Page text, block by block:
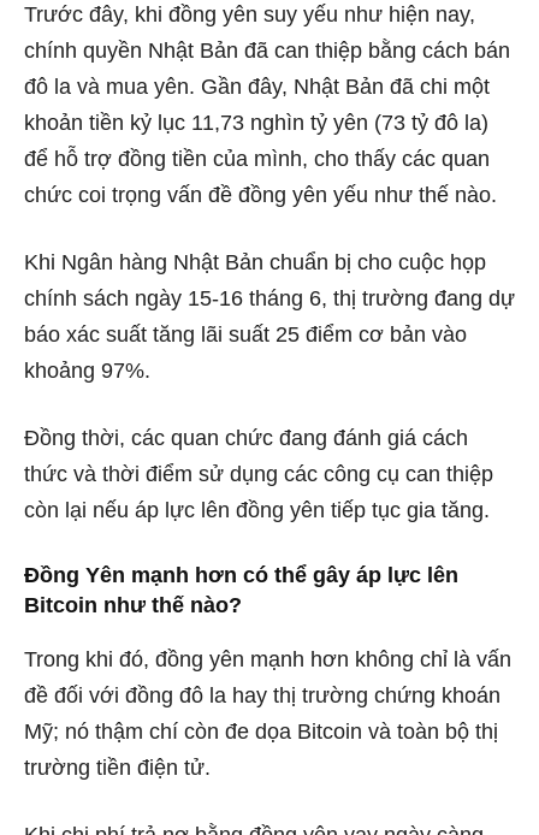
Trước đây, khi đồng yên suy yếu như hiện nay,
chính quyền Nhật Bản đã can thiệp bằng cách bán
đô la và mua yên. Gần đây, Nhật Bản đã chi một
khoản tiền kỷ lục 11,73 nghìn tỷ yên (73 tỷ đô la)
để hỗ trợ đồng tiền của mình, cho thấy các quan
chức coi trọng vấn đề đồng yên yếu như thế nào.
Khi Ngân hàng Nhật Bản chuẩn bị cho cuộc họp
chính sách ngày 15-16 tháng 6, thị trường đang dự
báo xác suất tăng lãi suất 25 điểm cơ bản vào
khoảng 97%.
Đồng thời, các quan chức đang đánh giá cách
thức và thời điểm sử dụng các công cụ can thiệp
còn lại nếu áp lực lên đồng yên tiếp tục gia tăng.
Đồng Yên mạnh hơn có thể gây áp lực lên
Bitcoin như thế nào?
Trong khi đó, đồng yên mạnh hơn không chỉ là vấn
đề đối với đồng đô la hay thị trường chứng khoán
Mỹ; nó thậm chí còn đe dọa Bitcoin và toàn bộ thị
trường tiền điện tử.